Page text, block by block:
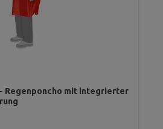
- Regenponcho mit integrierter